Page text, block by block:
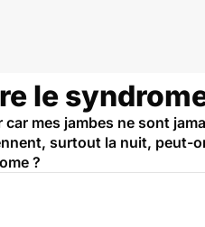
le
mes jambes ne sont
surtout la nuit, peut-
?